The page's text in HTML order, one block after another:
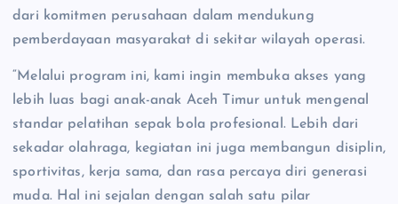
dari komitmen perusahaan dalam mendukung
pemberdayaan masyarakat di sekitar wilayah operasi.
“Melalui program ini, kami ingin membuka akses yang
lebih luas bagi anak-anak Aceh Timur untuk mengenal
standar pelatihan sepak bola profesional. Lebih dari
sekadar olahraga, kegiatan ini juga membangun disiplin,
sportivitas, kerja sama, dan rasa percaya diri generasi
muda. Hal ini sejalan dengan salah satu pilar